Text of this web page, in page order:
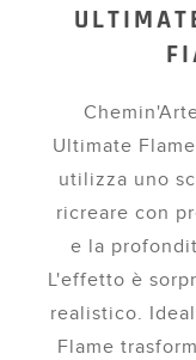
Ultimate
utilizza uno
ricreare con
e la
L'effetto è
realistico.
Flame